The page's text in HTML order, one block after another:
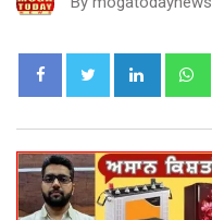
LinkedIn